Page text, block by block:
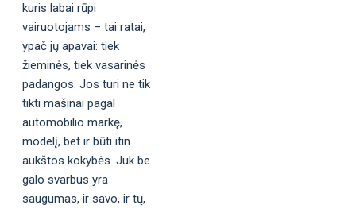
kuris labai rūpi
vairuotojams – tai ratai,
ypač jų apavai: tiek
žieminės, tiek vasarinės
padangos. Jos turi ne tik
tikti mašinai pagal
automobilio markę,
modelį, bet ir būti itin
aukštos kokybės. Juk be
galo svarbus yra
saugumas, ir savo, ir tų,